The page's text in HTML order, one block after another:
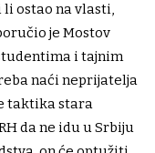
li ostao na vlasti,
je Mostov
i tajnim
naći neprijatelja
taktika stara
da ne idu u Srbiju